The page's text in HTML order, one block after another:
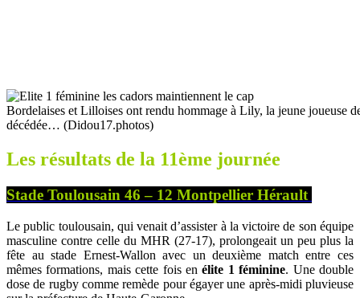
Bordelaises et Lilloises ont rendu hommage à Lily, la jeune joueuse
décédée… (Didou17.photos)
Les résultats de la 11ème journée
Stade Toulousain 46 – 12 Montpellier Hérault
Le public toulousain, qui venait d’assister à la victoire de son équipe
masculine contre celle du MHR (27-17), prolongeait un peu plus la
fête au stade Ernest-Wallon avec un deuxième match entre ces
mêmes formations, mais cette fois enélite 1 féminine. Une double
dose de rugby comme remède pour égayer une après-midi pluvieuse